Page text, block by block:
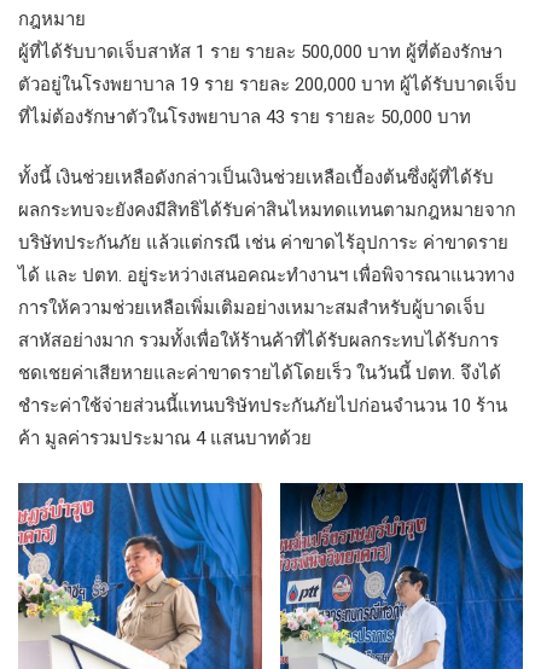
กฎหมาย
ผู้ที่ได้รับบาดเจ็บสาหัส 1 ราย รายละ 500,000 บาท ผู้ที่ต้องรักษา
ตัวอยู่ในโรงพยาบาล 19 ราย รายละ 200,000 บาท ผู้ได้รับบาดเจ็บ
ที่ไม่ต้องรักษาตัวในโรงพยาบาล 43 ราย รายละ 50,000 บาท
ทั้งนี้ เงินช่วยเหลือดังกล่าวเป็นเงินช่วยเหลือเบื้องต้นซึ่งผู้ที่ได้รับ
ผลกระทบจะยังคงมีสิทธิได้รับค่าสินไหมทดแทนตามกฎหมายจาก
บริษัทประกันภัย แล้วแต่กรณี เช่น ค่าขาดไร้อุปการะ ค่าขาดราย
ได้ และ ปตท. อยู่ระหว่างเสนอคณะทำงานฯ เพื่อพิจารณาแนวทาง
การให้ความช่วยเหลือเพิ่มเติมอย่างเหมาะสมสำหรับผู้บาดเจ็บ
สาหัสอย่างมาก รวมทั้งเพื่อให้ร้านค้าที่ได้รับผลกระทบได้รับการ
ชดเชยค่าเสียหายและค่าขาดรายได้โดยเร็ว ในวันนี้ ปตท. จึงได้
ชำระค่าใช้จ่ายส่วนนี้แทนบริษัทประกันภัยไปก่อนจำนวน 10 ร้าน
ค้า มูลค่ารวมประมาณ 4 แสนบาทด้วย